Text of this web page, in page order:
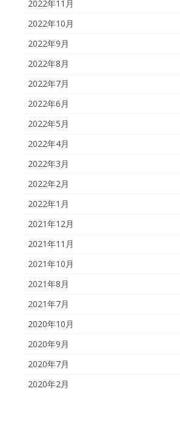
2022年11月
2022年10月
2022年9月
2022年8月
2022年7月
2022年6月
2022年5月
2022年4月
2022年3月
2022年2月
2022年1月
2021年12月
2021年11月
2021年10月
2021年8月
2021年7月
2020年10月
2020年9月
2020年7月
2020年2月